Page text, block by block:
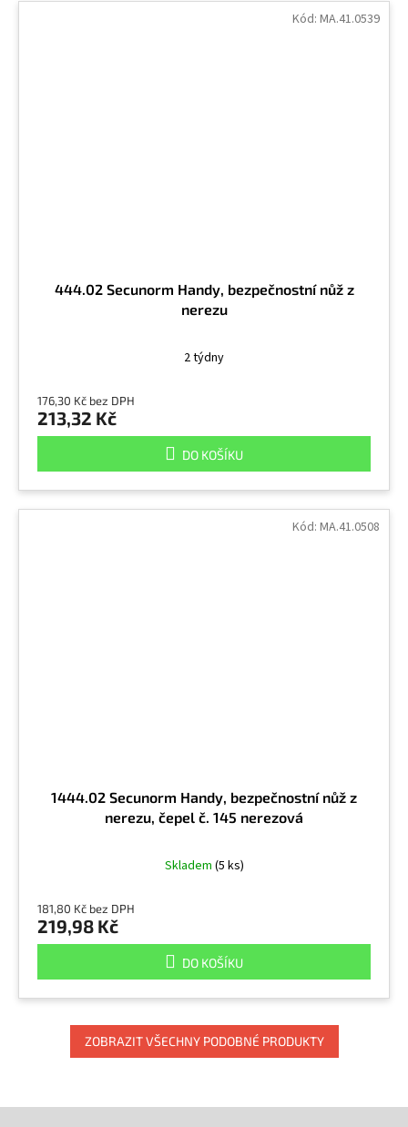
444.02 Secunorm Handy, bezpečnostní nůž z
nerezu
2 týdny
176,30 Kč bez DPH
213,32 Kč
DO KOŠÍKU
Kód: MA.41.0539
1444.02 Secunorm Handy, bezpečnostní nůž z
nerezu, čepel č. 145 nerezová
Skladem (5 ks)
181,80 Kč bez DPH
219,98 Kč
DO KOŠÍKU
Kód: MA.41.0508
ZOBRAZIT VŠECHNY PODOBNÉ PRODUKTY